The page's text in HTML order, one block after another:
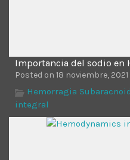
Importancia del sodio en
Posted on 18 noviembre, 2021
Hemorragia
integral